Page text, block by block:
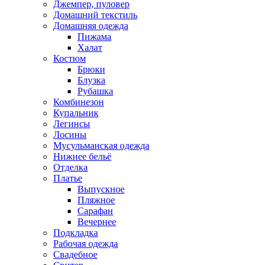
Джемпер, пуловер
Домашний текстиль
Домашняя одежда
Пижама
Халат
Костюм
Брюки
Блузка
Рубашка
Комбинезон
Купальник
Легинсы
Лосины
Мусульманская одежда
Нижнее бельё
Отделка
Платье
Выпускное
Пляжное
Сарафан
Вечернее
Подкладка
Рабочая одежда
Свадебное